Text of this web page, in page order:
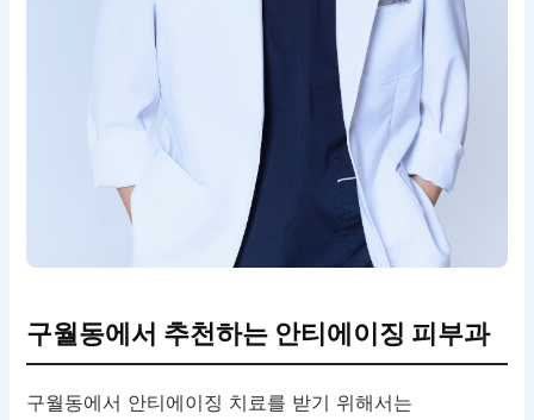
구월동에서 추천하는 안티에이징 피부과
구월동에서 안티에이징 치료를 받기 위해서는